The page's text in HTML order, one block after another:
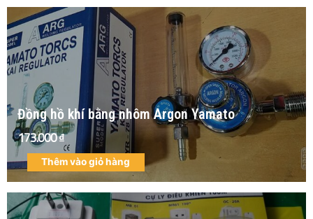
Đồng hồ khí bằng nhôm Argon Yamato
173.000₫
Thêm vào giỏ hàng